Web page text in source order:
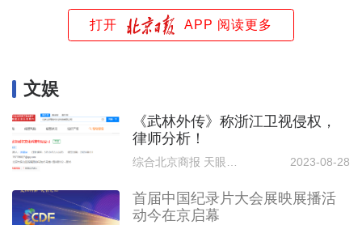
打开 APP 阅读更多
文娱
《武林外传》称浙江卫视侵权，
律师分析！
2023-08-28
首届中国纪录片大会展映展播活
动今在京启幕